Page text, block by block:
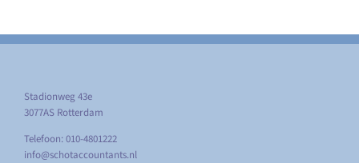
Stadionweg 43e
3077AS Rotterdam
Telefoon: 010-4801222
info@schotaccountants.nl